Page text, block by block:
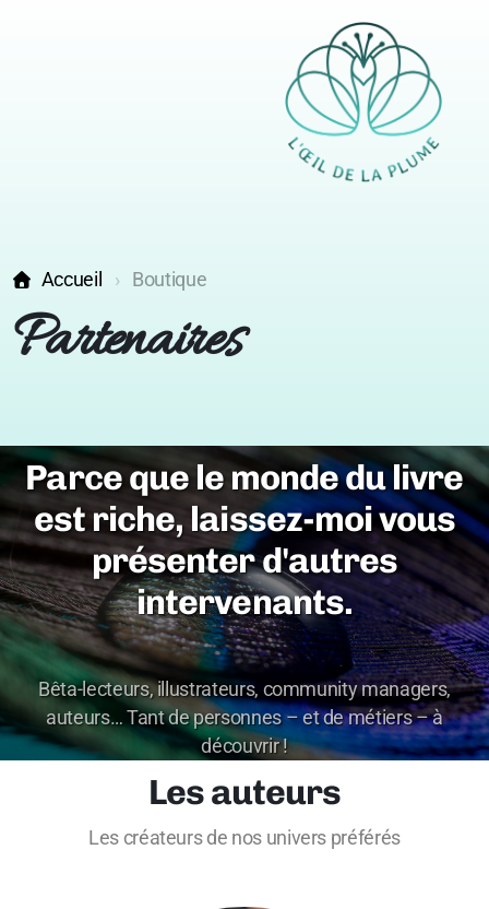
Accueil Boutique
Partenaires
Parce que le monde du livre
est riche, laissez-moi vous
présenter d'autres
intervenants.
Bêta-lecteurs, illustrateurs, community managers,
auteurs… Tant de personnes – et de métiers – à
découvrir !
Les auteurs
Les créateurs de nos univers préférés